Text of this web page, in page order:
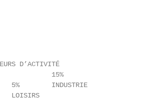
D’ACTIVITÉ
15%
5%        INDUSTRIE
LOISIRS